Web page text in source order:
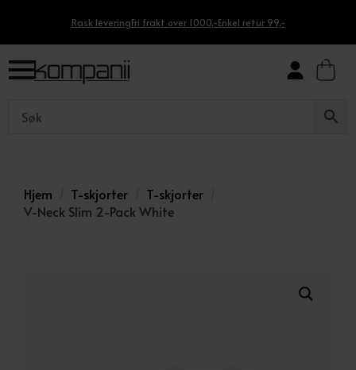
Rask leveringFri frakt over 1000,-Enkel retur 99,-
Hjem T-skjorter
T-skjorter
V-Neck Slim 2-Pack White